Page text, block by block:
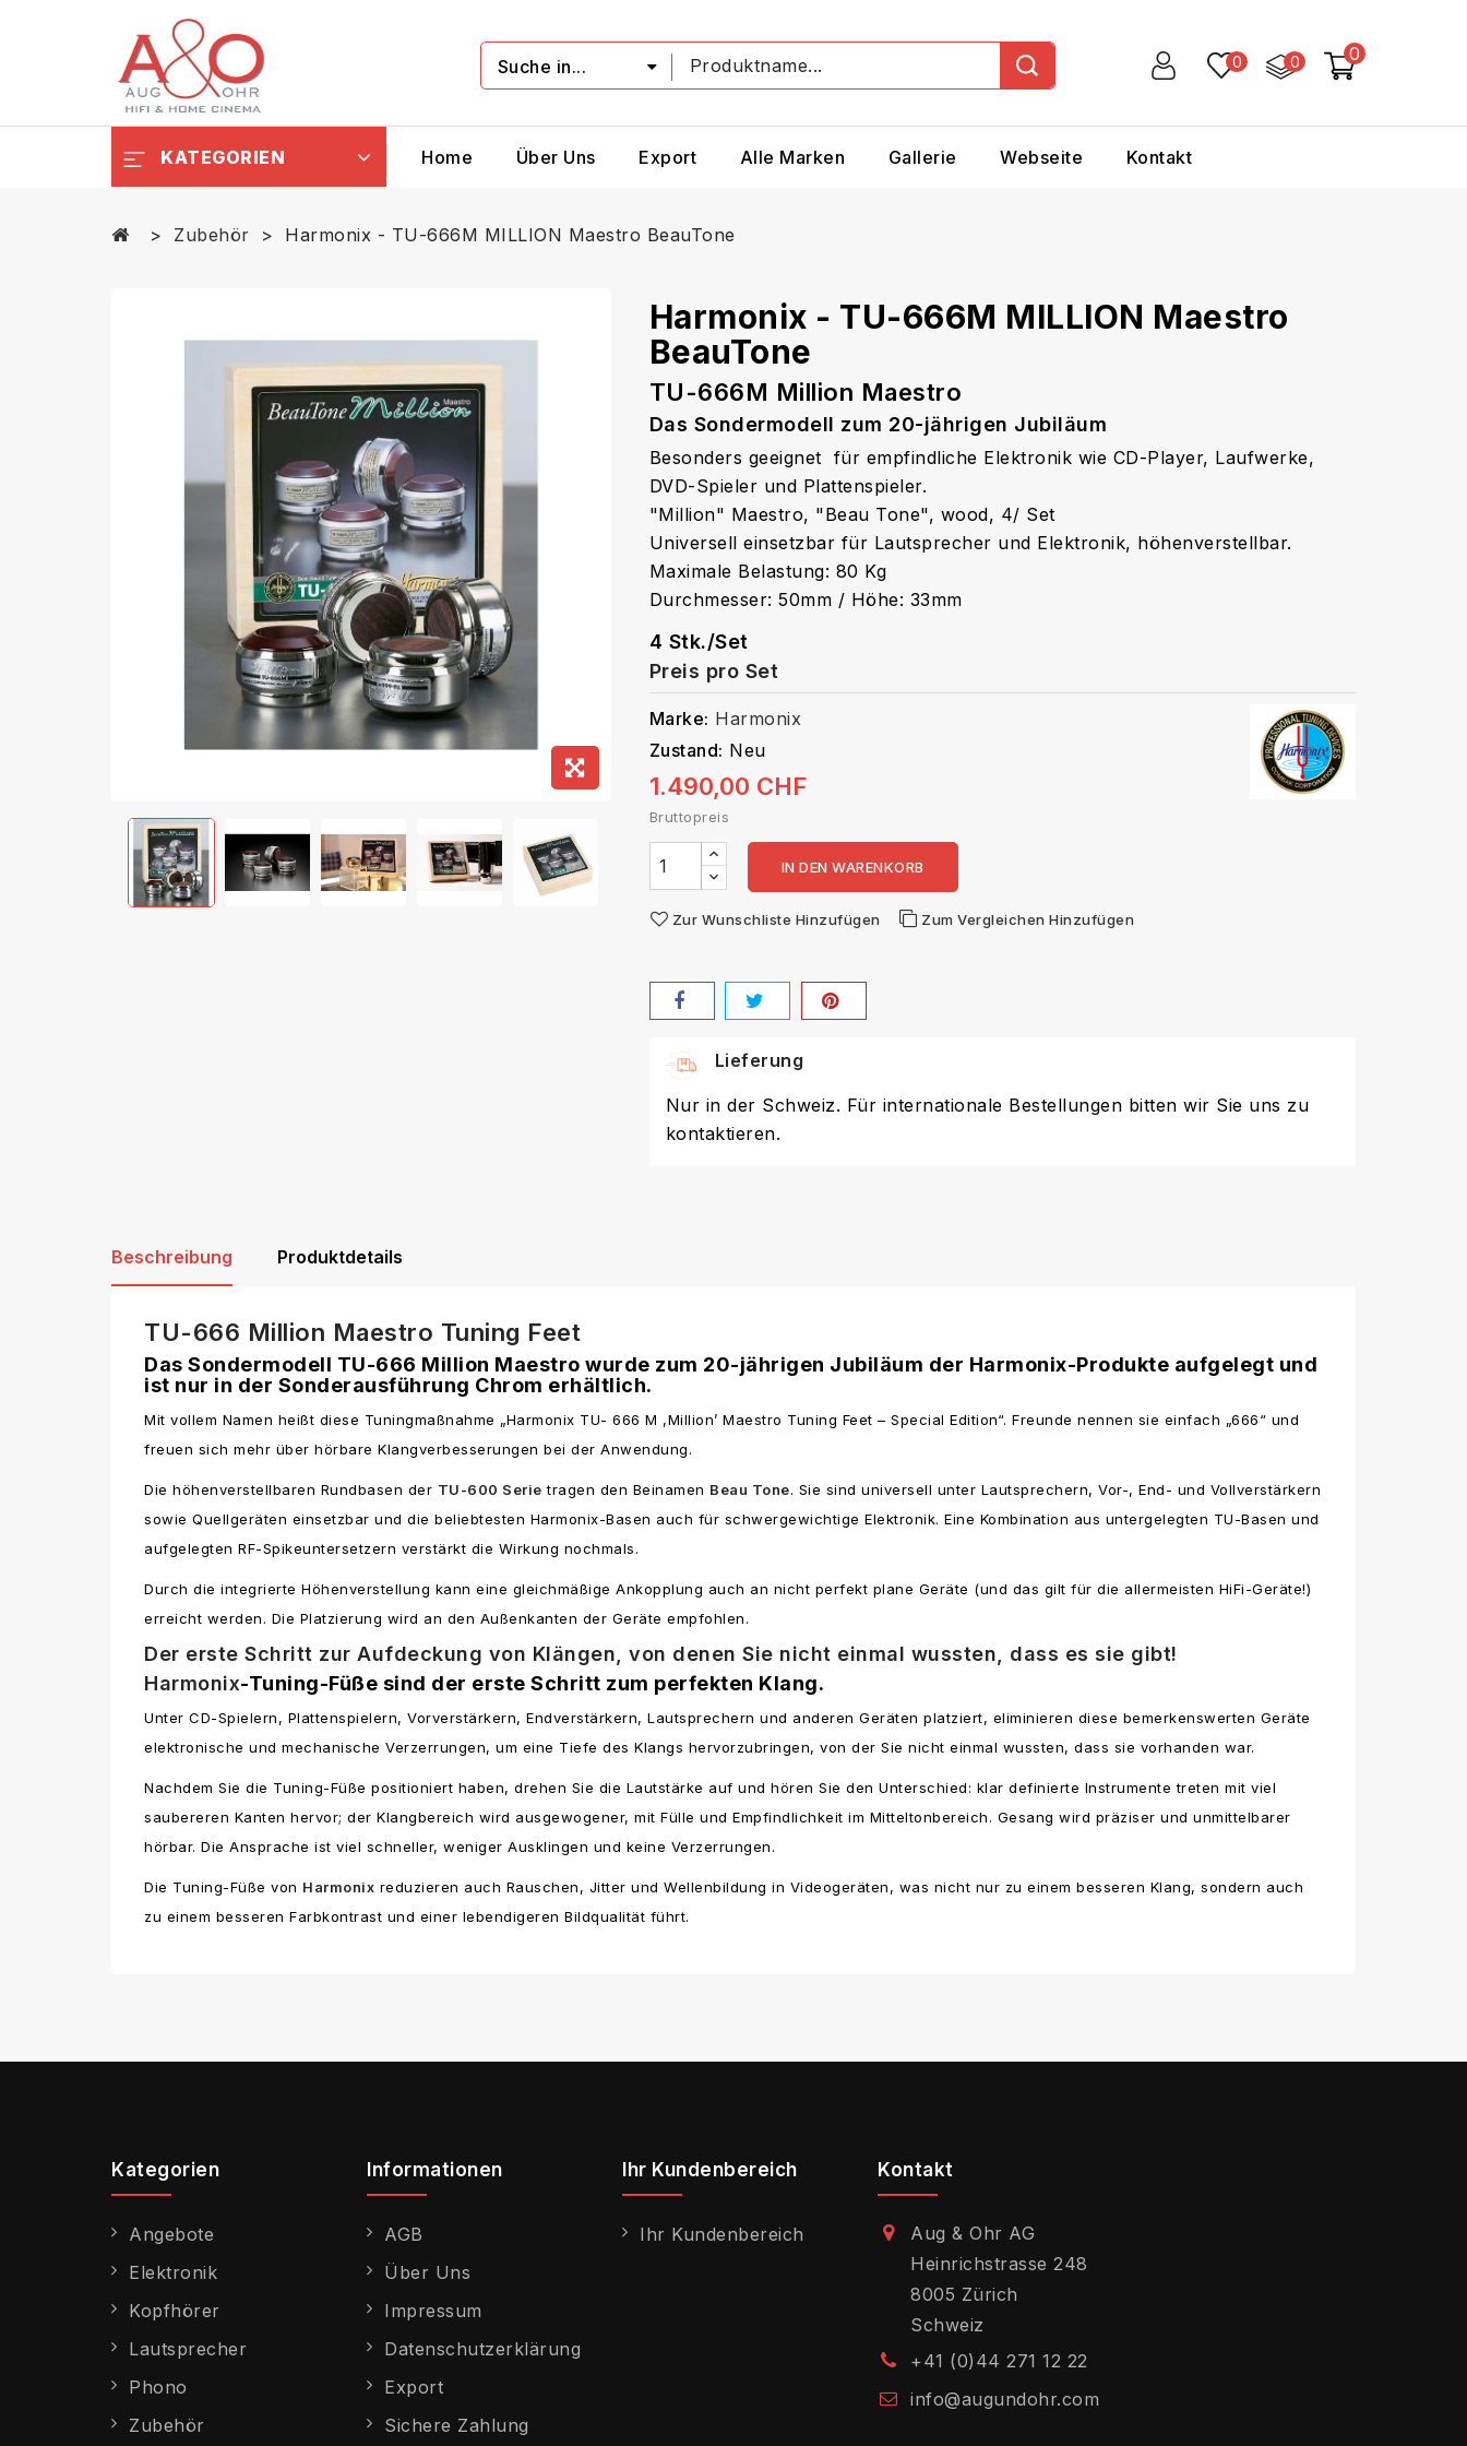
0
0
0
Suche in...
KATEGORIEN Home Über Uns Export Alle Marken Gallerie Webseite Kontakt
Zubehör Harmonix - TU-666M MILLION Maestro BeauTone
Harmonix - TU-666M MILLION Maestro
BeauTone
TU-666M Million Maestro
Das Sondermodell zum 20-jährigen Jubiläum
Besonders geeignet für empfindliche Elektronik wie CD-Player, Laufwerke,
DVD-Spieler und Plattenspieler.
"Million" Maestro, "Beau Tone", wood, 4/ Set
Universell einsetzbar für Lautsprecher und Elektronik, höhenverstellbar.
Maximale Belastung: 80 Kg
Durchmesser: 50mm / Höhe: 33mm
4 Stk./Set
Preis pro Set
Marke: Harmonix
Zustand: Neu
1.490,00 CHF
Bruttopreis
IN DEN WARENKORB
Zur Wunschliste Hinzufügen Zum Vergleichen Hinzufügen
Lieferung
Nur in der Schweiz. Für internationale Bestellungen bitten wir Sie uns zu
kontaktieren.
Beschreibung Produktdetails
TU-666 Million Maestro Tuning Feet
Das Sondermodell TU-666 Million Maestro wurde zum 20-jährigen Jubiläum der Harmonix-Produkte aufgelegt und
ist nur in der Sonderausführung Chrom erhältlich.
Mit vollem Namen heißt diese Tuningmaßnahme „Harmonix TU- 666 M ,Million’ Maestro Tuning Feet – Special Edition“. Freunde nennen sie einfach „666“ und
freuen sich mehr über hörbare Klangverbesserungen bei der Anwendung.
Die höhenverstellbaren Rundbasen der TU-600 Serie tragen den Beinamen Beau Tone. Sie sind universell unter Lautsprechern, Vor-, End- und Vollverstärkern
sowie Quellgeräten einsetzbar und die beliebtesten Harmonix-Basen auch für schwergewichtige Elektronik. Eine Kombination aus untergelegten TU-Basen und
aufgelegten RF-Spikeuntersetzern verstärkt die Wirkung nochmals.
Durch die integrierte Höhenverstellung kann eine gleichmäßige Ankopplung auch an nicht perfekt plane Geräte (und das gilt für die allermeisten HiFi-Geräte!)
erreicht werden. Die Platzierung wird an den Außenkanten der Geräte empfohlen.
Der erste Schritt zur Aufdeckung von Klängen, von denen Sie nicht einmal wussten, dass es sie gibt!
Harmonix-Tuning-Füße sind der erste Schritt zum perfekten Klang.
Unter CD-Spielern, Plattenspielern, Vorverstärkern, Endverstärkern, Lautsprechern und anderen Geräten platziert, eliminieren diese bemerkenswerten Geräte
elektronische und mechanische Verzerrungen, um eine Tiefe des Klangs hervorzubringen, von der Sie nicht einmal wussten, dass sie vorhanden war.
Nachdem Sie die Tuning-Füße positioniert haben, drehen Sie die Lautstärke auf und hören Sie den Unterschied: klar definierte Instrumente treten mit viel
saubereren Kanten hervor; der Klangbereich wird ausgewogener, mit Fülle und Empfindlichkeit im Mitteltonbereich. Gesang wird präziser und unmittelbarer
hörbar. Die Ansprache ist viel schneller, weniger Ausklingen und keine Verzerrungen.
Die Tuning-Füße von Harmonix reduzieren auch Rauschen, Jitter und Wellenbildung in Videogeräten, was nicht nur zu einem besseren Klang, sondern auch
zu einem besseren Farbkontrast und einer lebendigeren Bildqualität führt.
Kategorien
Angebote
Elektronik
Kopfhörer
Lautsprecher
Phono
Zubehör
Informationen
AGB
Über Uns
Impressum
Datenschutzerklärung
Export
Sichere Zahlung
Ihr Kundenbereich
Ihr Kundenbereich
Kontakt
Aug & Ohr AG
Heinrichstrasse 248
8005 Zürich
Schweiz
+41 (0)44 271 12 22
info@augundohr.com